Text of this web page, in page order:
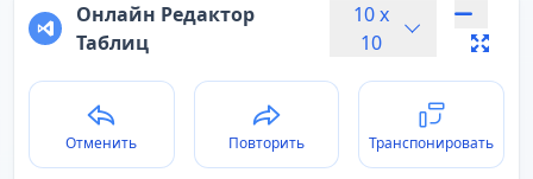
Онлайн Редактор
Таблиц
10x
10
Отменить Повторить Транспонировать